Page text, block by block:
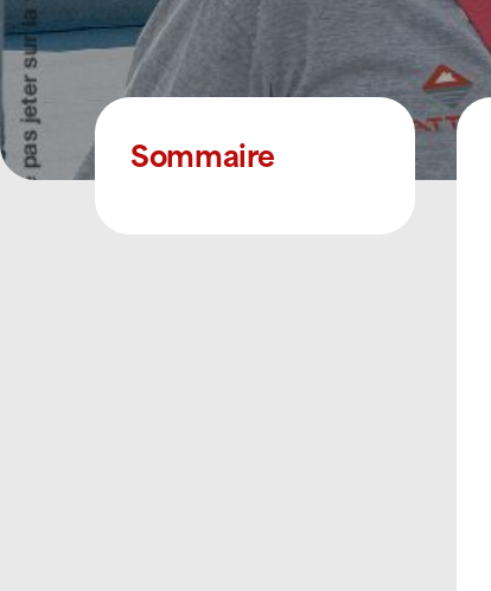
Sommaire